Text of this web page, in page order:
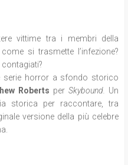
vittime tra i membri della
si trasmette l’infezione?
serie horror a sfondo storico
Roberts perSkybound.
Un
storica per raccontare, tra
versione della più celebre